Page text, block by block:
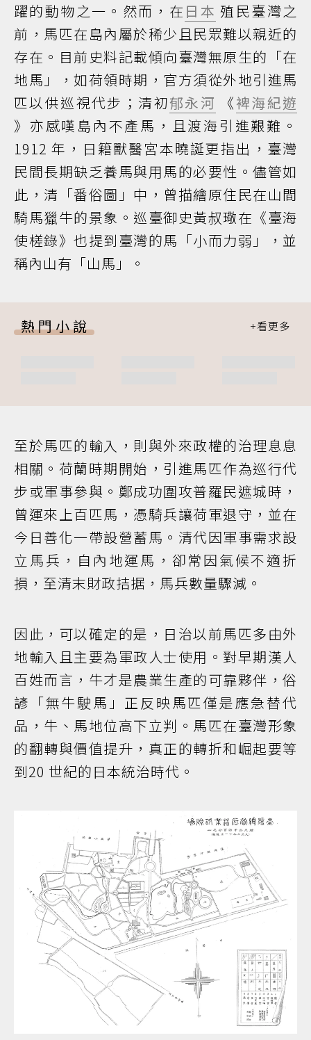
躍的動物之一。然而，在 日本 殖民臺灣之
前，馬匹在島內屬於稀少且民眾難以親近的
存在。目前史料記載傾向臺灣無原生的「在
地馬」，如荷領時期，官方須從外地引進馬
匹以供巡視代步；清初郁永河 《裨海紀遊
》亦感嘆島內不產馬，且渡海引進艱難。
1912 年，日籍獸醫宮本曉誕更指出，臺灣
民間長期缺乏養馬與用馬的必要性。儘管如
此，清「番俗圖」中，曾描繪原住民在山間
騎馬獵牛的景象。巡臺御史黃叔璥在《臺海
使槎錄》也提到臺灣的馬「小而力弱」，並
稱內山有「山馬」。
熱門小說
至於馬匹的輸入，則與外來政權的治理息息
相關。荷蘭時期開始，引進馬匹作為巡行代
步或軍事參與。鄭成功圍攻普羅民遮城時，
曾運來上百匹馬，憑騎兵讓荷軍退守，並在
今日善化一帶設營蓄馬。清代因軍事需求設
立馬兵，自內地運馬，卻常因氣候不適折
損，至清末財政拮据，馬兵數量驟減。
因此，可以確定的是，日治以前馬匹多由外
地輸入且主要為軍政人士使用。對早期漢人
百姓而言，牛才是農業生產的可靠夥伴，俗
諺「無牛駛馬」正反映馬匹僅是應急替代
品，牛、馬地位高下立判。馬匹在臺灣形象
的翻轉與價值提升，真正的轉折和崛起要等
到20 世紀的日本統治時代。